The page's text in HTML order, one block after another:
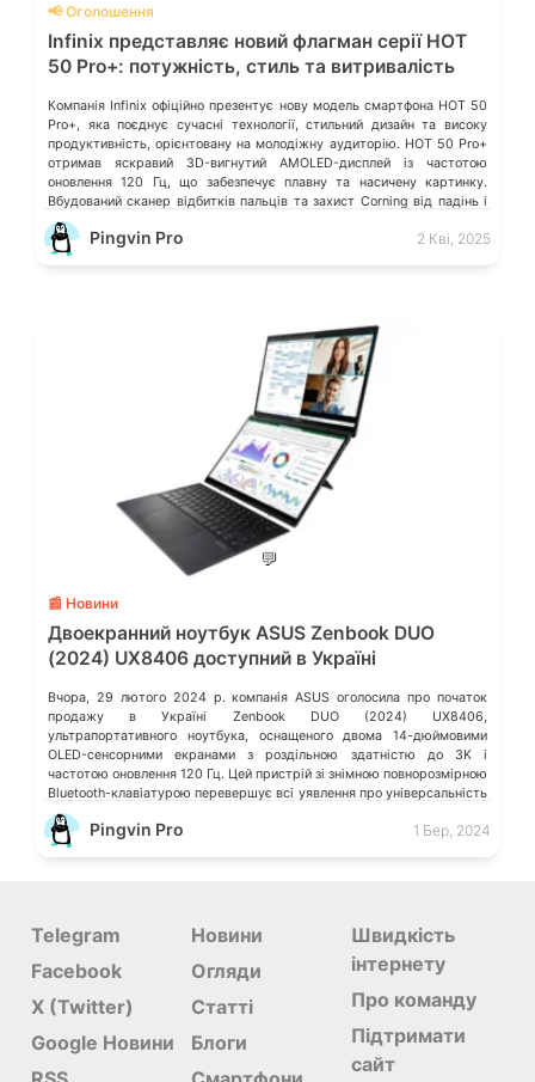
📢 Оголошення
Infinix представляє новий флагман серії HOT
50 Pro+: потужність, стиль та витривалість
Компанія Infinix офіційно презентує нову модель смартфона HOT 50
Pro+, яка поєднує сучасні технології, стильний дизайн та високу
продуктивність, орієнтовану на молодіжну аудиторію. HOT 50 Pro+
отримав яскравий 3D-вигнутий AMOLED-дисплей із частотою
оновлення 120 Гц, що забезпечує плавну та насичену картинку.
Вбудований сканер відбитків пальців та захист Corning від падінь і
подряпин гарантують безпеку та […]
Pingvin Pro 2 Кві, 2025
💬
📰 Новини
Двоекранний ноутбук ASUS Zenbook DUO
(2024) UX8406 доступний в Україні
Вчора, 29 лютого 2024 р. компанія ASUS оголосила про початок
продажу в Україні Zenbook DUO (2024) UX8406,
ультрапортативного ноутбука, оснащеного двома 14-дюймовими
OLED-сенсорними екранами з роздільною здатністю до 3K і
частотою оновлення 120 Гц. Цей пристрій зі знімною повнорозмірною
Bluetooth-клавіатурою перевершує всі уявлення про універсальність
в мобільних умовах. Zenbook DUO UX8406 є ноутбуком класу Intel
Evo […]Pingvin Pro 1 Бер, 2024
Telegram
Facebook
X (Twitter)
Google Новини
Новини
Огляди
Статті
Блоги
Швидкість
інтернету
Про команду
Підтримати
сайт